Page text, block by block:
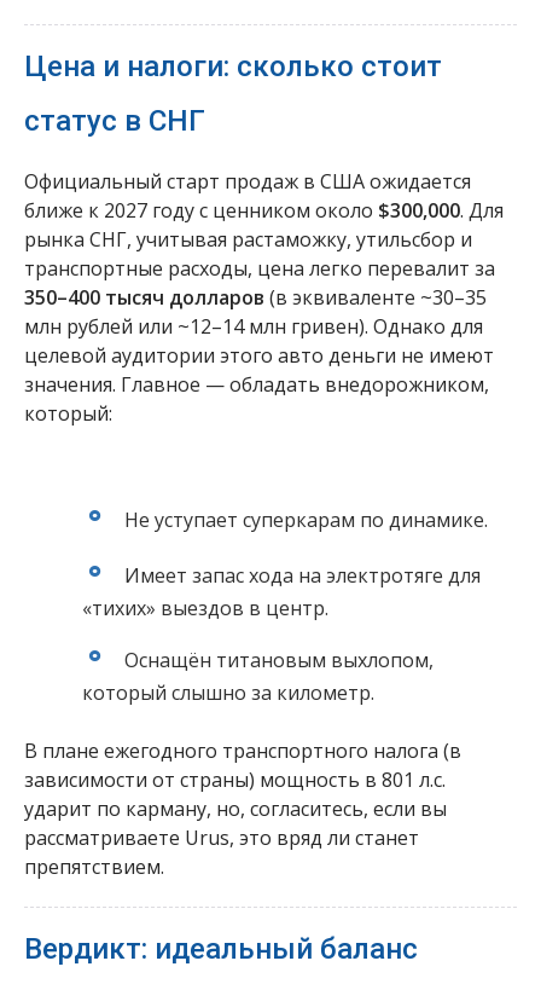
Цена и налоги: сколько стоит
статус в СНГ
Официальный старт продаж в США ожидается
ближе к 2027 году с ценником около $300,000. Для
рынка СНГ, учитывая растаможку, утильсбор и
транспортные расходы, цена легко перевалит за
350–400 тысяч долларов (в эквиваленте ~30–35
млн рублей или ~12–14 млн гривен). Однако для
целевой аудитории этого авто деньги не имеют
значения. Главное — обладать внедорожником,
который:
Не уступает суперкарам по динамике.
Имеет запас хода на электротяге для
«тихих» выездов в центр.
Оснащён титановым выхлопом,
который слышно за километр.
В плане ежегодного транспортного налога (в
зависимости от страны) мощность в 801 л.с.
ударит по карману, но, согласитесь, если вы
рассматриваете Urus, это вряд ли станет
препятствием.
Вердикт: идеальный баланс